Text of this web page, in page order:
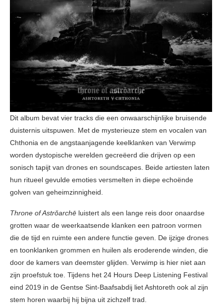
Dit album bevat vier tracks die een onwaarschijnlijke bruisende
duisternis uitspuwen. Met de mysterieuze stem en vocalen van
Chthonia en de angstaanjagende keelklanken van Verwimp
worden dystopische werelden gecreëerd die drijven op een
sonisch tapijt van drones en soundscapes. Beide artiesten laten
hun ritueel gevulde emoties versmelten in diepe echoënde
golven van geheimzinnigheid.
Throne of Astrŏarchē luistert als een lange reis door onaardse
grotten waar de weerkaatsende klanken een patroon vormen
die de tijd en ruimte een andere functie geven. De ijzige drones
en toonklanken grommen en huilen als eroderende winden, die
door de kamers van deemster glijden. Verwimp is hier niet aan
zijn proefstuk toe. Tijdens het 24 Hours Deep Listening Festival
eind 2019 in de Gentse Sint-Baafsabdij liet Ashtoreth ook al zijn
stem horen waarbij hij bijna uit zichzelf trad.